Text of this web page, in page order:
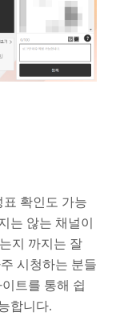
확인도 가능
는 않는 채널이
지 까지는 잘
시청하는 분들
트를 통해 쉽
합니다.